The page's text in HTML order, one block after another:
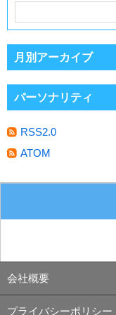
月別アーカイブ
パーソナリティ
RSS2.0
ATOM
会社概要
プライバシーポリシー